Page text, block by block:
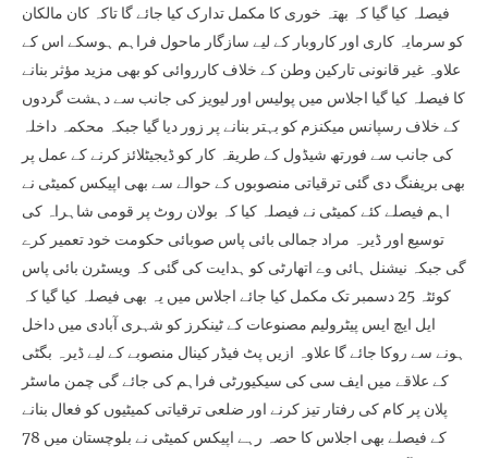
فیصلہ کیا گیا کہ بھتہ خوری کا مکمل تدارک کیا جائے گا تاکہ کان مالکان
کو سرمایہ کاری اور کاروبار کے لیے سازگار ماحول فراہم ہوسکے اس کے
علاوہ غیر قانونی تارکین وطن کے خلاف کارروائی کو بھی مزید مؤثر بنانے
کا فیصلہ کیا گیا اجلاس میں پولیس اور لیویز کی جانب سے دہشت گردوں
کے خلاف رسپانس میکنزم کو بہتر بنانے پر زور دیا گیا جبکہ محکمہ داخلہ
کی جانب سے فورتھ شیڈول کے طریقہ کار کو ڈیجیٹلائز کرنے کے عمل پر
بھی بریفنگ دی گئی ترقیاتی منصوبوں کے حوالے سے بھی اپیکس کمیٹی نے
اہم فیصلے کئے کمیٹی نے فیصلہ کیا کہ بولان روٹ پر قومی شاہراہ کی
توسیع اور ڈیرہ مراد جمالی بائی پاس صوبائی حکومت خود تعمیر کرے
گی جبکہ نیشنل ہائی وے اتھارٹی کو ہدایت کی گئی کہ ویسٹرن بائی پاس
کوئٹہ 25 دسمبر تک مکمل کیا جائے اجلاس میں یہ بھی فیصلہ کیا گیا کہ
ایل ایچ ایس پیٹرولیم مصنوعات کے ٹینکرز کو شہری آبادی میں داخل
ہونے سے روکا جائے گا علاوہ ازیں پٹ فیڈر کینال منصوبے کے لیے ڈیرہ بگٹی
کے علاقے میں ایف سی کی سیکیورٹی فراہم کی جائے گی چمن ماسٹر
پلان پر کام کی رفتار تیز کرنے اور ضلعی ترقیاتی کمیٹیوں کو فعال بنانے
کے فیصلے بھی اجلاس کا حصہ رہے اپیکس کمیٹی نے بلوچستان میں 78